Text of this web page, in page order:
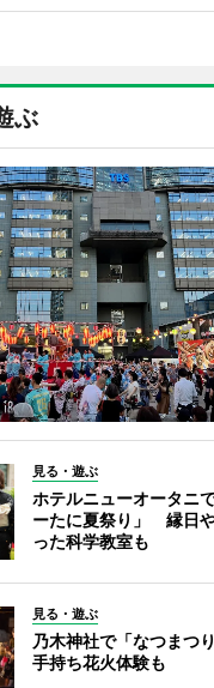
ぶ
見る・遊ぶ
ホテルニューオータニ
ーたに夏祭り」 縁日
った科学教室も
見る・遊ぶ
乃木神社で「なつまつ
手持ち花火体験も